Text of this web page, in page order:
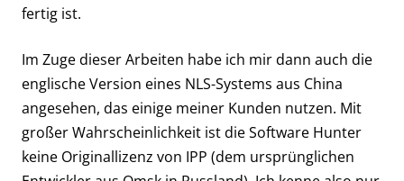
fertig ist.
Im Zuge dieser Arbeiten habe ich mir dann auch die
englische Version eines NLS-Systems aus China
angesehen, das einige meiner Kunden nutzen. Mit
großer Wahrscheinlichkeit ist die Software Hunter
keine Originallizenz von IPP (dem ursprünglichen